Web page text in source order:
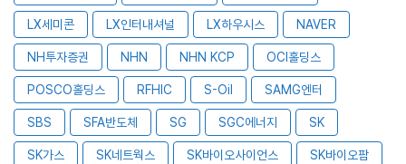
LX세미콘 LX인터내셔널 LX하우시스 NAVER
NH투자증권 NHN NHN KCP OCI홀딩스
POSCO홀딩스 RFHIC S-Oil SAMG엔터
SBS SFA반도체 SG SGC에너지 SK
SK가스 SK네트웍스 SK바이오사이언스 SK바이오팜